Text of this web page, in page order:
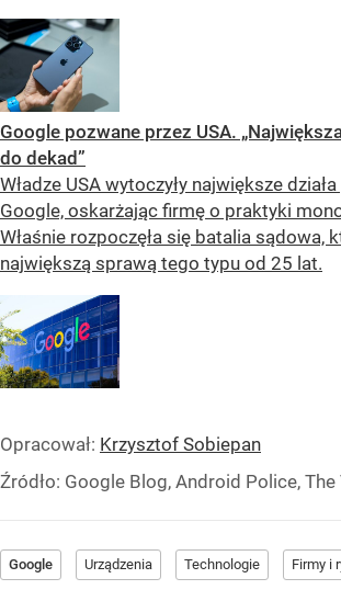
Google pozwane przez USA.
do dekad”
Władze USA wytoczyły największe
Google, oskarżając firmę o praktyki
Właśnie rozpoczęła się batalia sądowa,
największą sprawą tego typu od 25 lat.
Opracował: Krzysztof Sobiepan
Źródło: Google Blog, Android Police, The
Google Urządzenia Technologie Firmy i